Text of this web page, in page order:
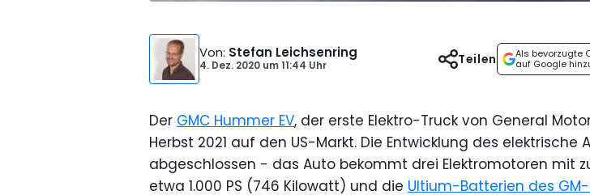
Von: Stefan Leichsenring
4. Dez. 2020 um11:44 Uhr
Als bevorzugte
auf Google
Teilen
Der GMC Hummer EV, der erste Elektro-Truck von General
Herbst 2021 auf den US-Markt. Die Entwicklung des elektrische
abgeschlossen - das Auto bekommt drei Elektromotoren mit
etwa 1.000 PS (746 Kilowatt) und die Ultium-Batterien des GM-